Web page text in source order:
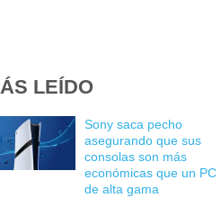
LEÍDO
Sony saca pecho
asegurando que sus
consolas son más
económicas que un PC
de alta gama